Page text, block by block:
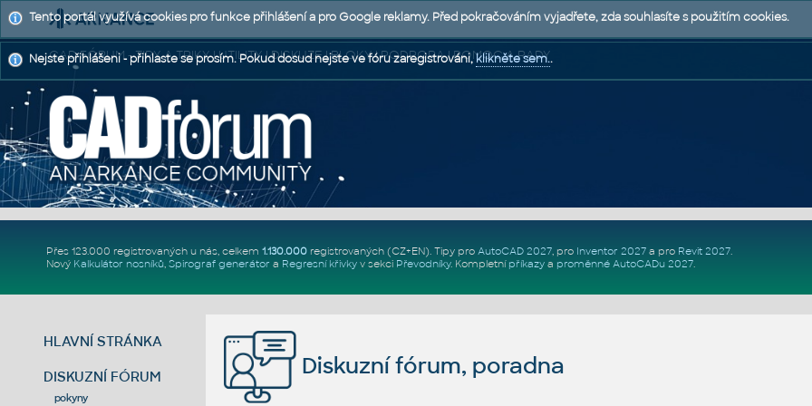
CAD FÓRUM - TIPY A TRIKY | UTILITY | DISKUZE | BLOKY | PODPORA | POMOC A RADY
Přes 123.000 registrovaných u nás, celkem 1.130.000registrovaných (CZ+EN). Tipy pro AutoCAD 2027, pro Inventor 2027a pro Revit 2027.
Nový Kalkulátor nosníků, Spirograf generátor a Regresní křivkyv sekci Převodníky. Kompletní příkazya proměnné AutoCADu 2027.
HLAVNÍ STRÁNKA
DISKUZNÍ FÓRUM
pokyny
Diskuzní fórum, poradna
Tento portál využívá cookies pro funkce přihlášení a pro Google reklamy. Před pokračováním vyjadřete, zda souhlasíte s použitím cookies.
Nejste přihlášeni - přihlaste se prosím. Pokud dosud nejste ve fóru zaregistrováni,klikněte sem..